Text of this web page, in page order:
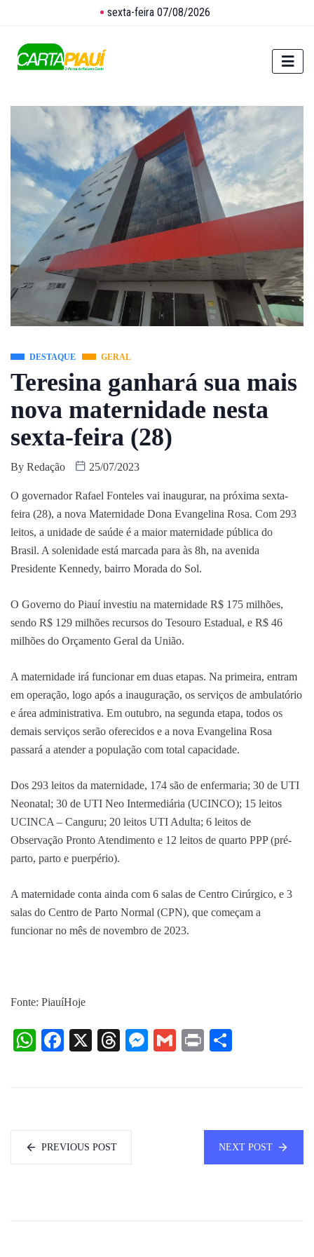
sexta-feira 07/08/2026
DESTAQUE GERAL
Teresina ganhará sua mais
nova maternidade nesta
sexta-feira (28)
By Redação 25/07/2023
O governador Rafael Fonteles vai inaugurar, na próxima sexta-
feira (28), a nova Maternidade Dona Evangelina Rosa. Com 293
leitos, a unidade de saúde é a maior maternidade pública do
Brasil. A solenidade está marcada para às 8h, na avenida
Presidente Kennedy, bairro Morada do Sol.
O Governo do Piauí investiu na maternidade R$ 175 milhões,
sendo R$ 129 milhões recursos do Tesouro Estadual, e R$ 46
milhões do Orçamento Geral da União.
A maternidade irá funcionar em duas etapas. Na primeira, entram
em operação, logo após a inauguração, os serviços de ambulatório
e área administrativa. Em outubro, na segunda etapa, todos os
demais serviços serão oferecidos e a nova Evangelina Rosa
passará a atender a população com total capacidade.
Dos 293 leitos da maternidade, 174 são de enfermaria; 30 de UTI
Neonatal; 30 de UTI Neo Intermediária (UCINCO); 15 leitos
UCINCA – Canguru; 20 leitos UTI Adulta; 6 leitos de
Observação Pronto Atendimento e 12 leitos de quarto PPP (pré-
parto, parto e puerpério).
A maternidade conta ainda com 6 salas de Centro Cirúrgico, e 3
salas do Centro de Parto Normal (CPN), que começam a
funcionar no mês de novembro de 2023.
Fonte: PiauíHoje
WhatsApp
Facebook
X Threads
Messenger
Gmail
Print
PREVIOUS POST NEXT POST